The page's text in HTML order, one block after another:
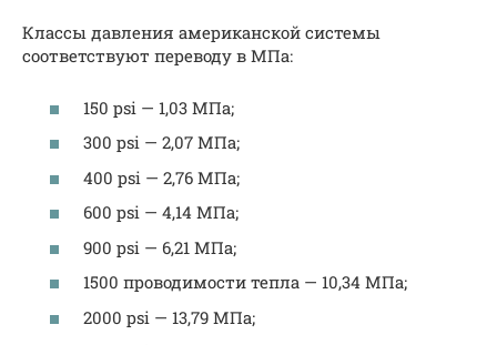
Классы давления американской системы
соответствуют переводу в МПа:
150 psi — 1,03 МПа;
300 psi — 2,07 МПа;
400 psi — 2,76 МПа;
600 psi — 4,14 МПа;
900 psi — 6,21 МПа;
1500 проводимости тепла — 10,34 МПа;
2000 psi — 13,79 МПа;